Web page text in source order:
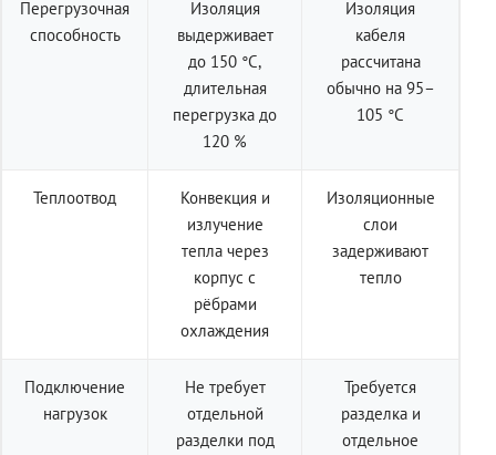
Перегрузочная
способность
Изоляция
выдерживает
до 150 °C,
длительная
перегрузка до
120 %
Изоляция
кабеля
рассчитана
обычно на 95–
105 °C
Теплоотвод
Конвекция и
излучение
тепла через
корпус с
рёбрами
охлаждения
Изоляционные
слои
задерживают
тепло
Подключение
нагрузок
Не требует
отдельной
разделки под
Требуется
разделка и
отдельное